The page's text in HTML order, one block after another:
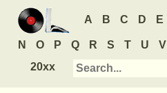
A B C D E
N O P Q R S T U V
20xx